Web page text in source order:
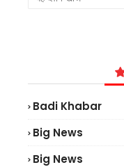
Badi Khabar
Big News
Big News